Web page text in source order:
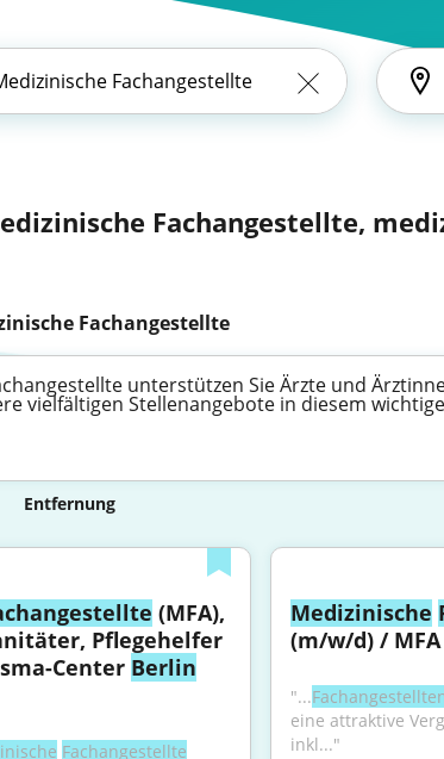
Fachangestellte,
Fachangestellte
unterstützen Sie Ärzte und
vielfältigen Stellenangebote in diesem
Entfernung
(MFA),
Pflegehelfer
Center Berlin
Fachangestellte
Medizinische
(m/w/d) / MFA
"...
eine attraktive
inkl..."